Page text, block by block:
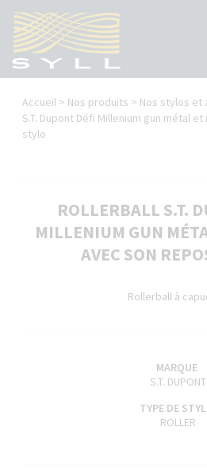
contenu
principal
Vous
êtes
ici
Accueil > Nos produits > Nos stylos et
S.T. Dupont Défi Millenium gun métal
stylo
ROLLERBALL S.T.
MILLENIUM GUN
AVEC SON
Rollerball à
MARQUE
S.T. DUPONT
TYPE DE
ROLLER